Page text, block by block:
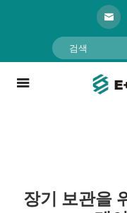
장기 보관을